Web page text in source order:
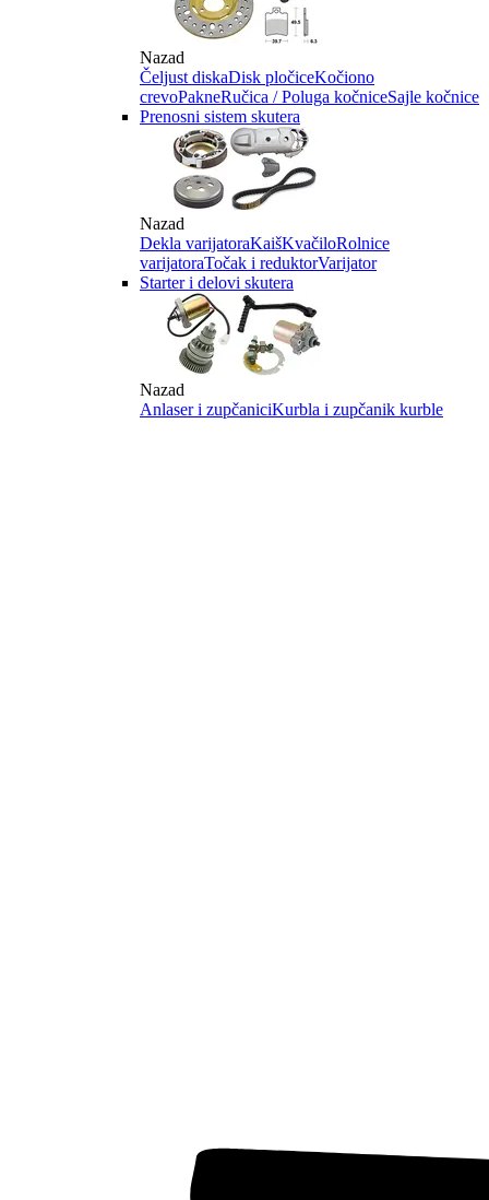
Nazad
Čeljust diskaDisk pločiceKočiono
crevoPakneRučica / Poluga kočniceSajle kočnice
Prenosni sistem skutera
Nazad
Dekla varijatoraKaišKvačiloRolnice
varijatoraTočak i reduktorVarijator
Starter i delovi skutera
Nazad
Anlaser i zupčaniciKurbla i zupčanik kurble